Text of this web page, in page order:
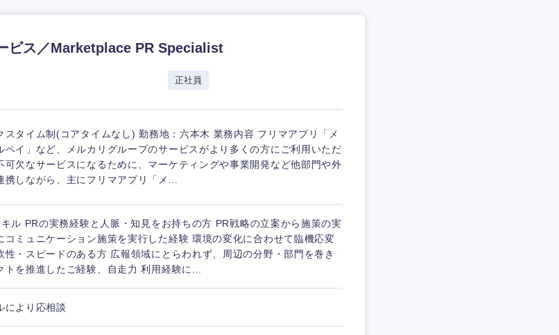
ビス／Marketplace PR Specialist
正社員
スタイム制(コアタイムなし) 勤務地：六本木 業務内容 フリマアプリ「メ
ペイ」など、メルカリグループのサービスがより多くの方にご利用いただ
可欠なサービスになるために、マーケティングや事業開発など他部門や外
携しながら、主にフリマアプリ「メ...
ル PRの実務経験と人脈・知見をお持ちの方 PR戦略の立案から施策の実
コミュニケーション施策を実行した経験 環境の変化に合わせて臨機応変
性・スピードのある方 広報領域にとらわれず、周辺の分野・部門を巻き
トを推進したご経験、自走力 利用経験に...
により応相談